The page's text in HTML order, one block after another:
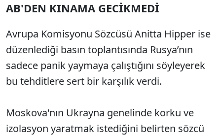
AB'DEN KINAMA GECİKMEDİ
Avrupa Komisyonu Sözcüsü Anitta Hipper ise
düzenlediği basın toplantısında Rusya’nın
sadece panik yaymaya çalıştığını söyleyerek
bu tehditlere sert bir karşılık verdi.
Moskova'nın Ukrayna genelinde korku ve
izolasyon yaratmak istediğini belirten sözcü